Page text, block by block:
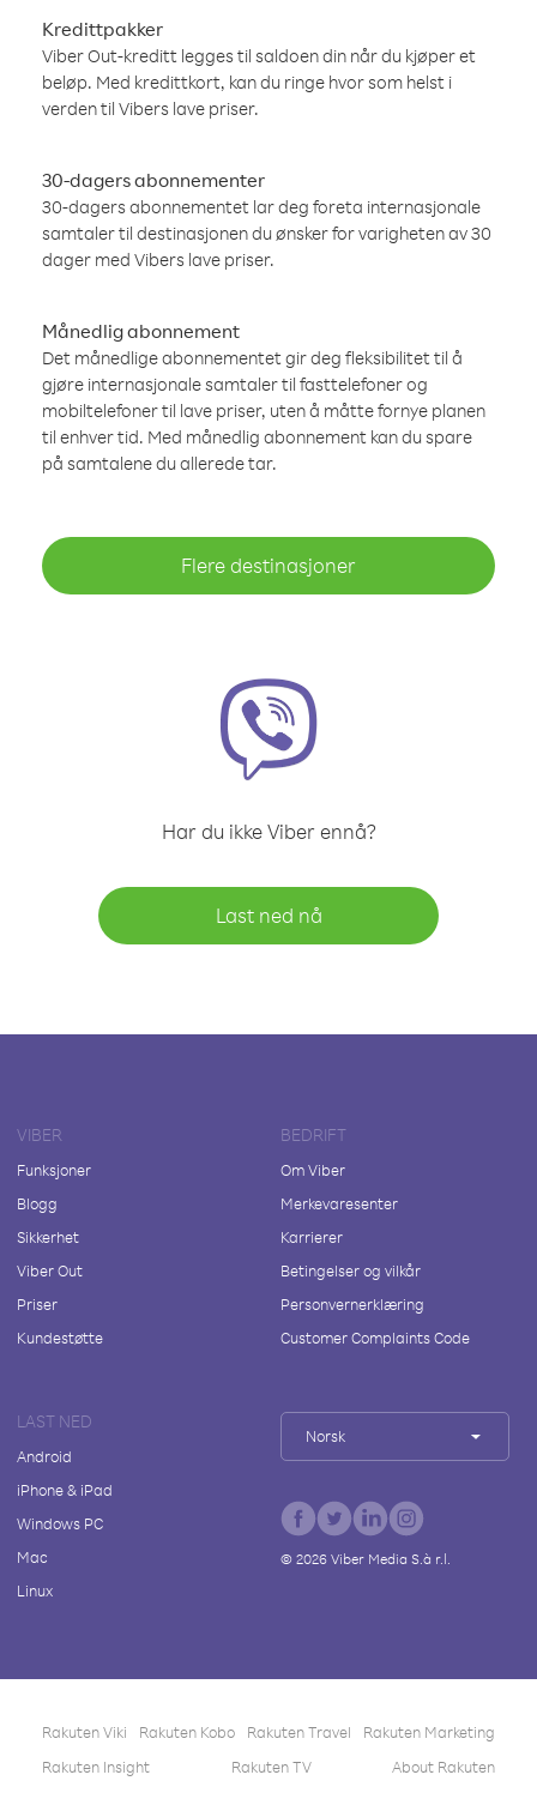
Kredittpakker
Viber Out-kreditt legges til saldoen din når du kjøper et
beløp. Med kredittkort, kan du ringe hvor som helst i
verden til Vibers lave priser.
30-dagers abonnementer
30-dagers abonnementet lar deg foreta internasjonale
samtaler til destinasjonen du ønsker for varigheten av 30
dager med Vibers lave priser.
Månedlig abonnement
Det månedlige abonnementet gir deg fleksibilitet til å
gjøre internasjonale samtaler til fasttelefoner og
mobiltelefoner til lave priser, uten å måtte fornye planen
til enhver tid. Med månedlig abonnement kan du spare
på samtalene du allerede tar.
Flere destinasjoner
Har du ikke Viber ennå?
Last ned nå
VIBER
Funksjoner
Blogg
Sikkerhet
Viber Out
Priser
Kundestøtte
BEDRIFT
Om Viber
Merkevaresenter
Karrierer
Betingelser og vilkår
Personvernerklæring
Customer Complaints Code
LAST NED
Android
iPhone & iPad
Windows PC
Mac
Linux
Norsk
© 2026Viber Media S.à r.l.
Rakuten Viki Rakuten Kobo Rakuten Travel
Rakuten Marketing
Rakuten Insight
Rakuten TV About Rakuten